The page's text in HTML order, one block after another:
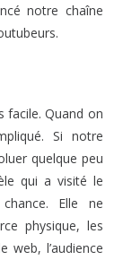
notre chaîne
facile. Quand on
Si notre
quelque peu
qui a visité le
Elle ne
physique, les
web, l’audience